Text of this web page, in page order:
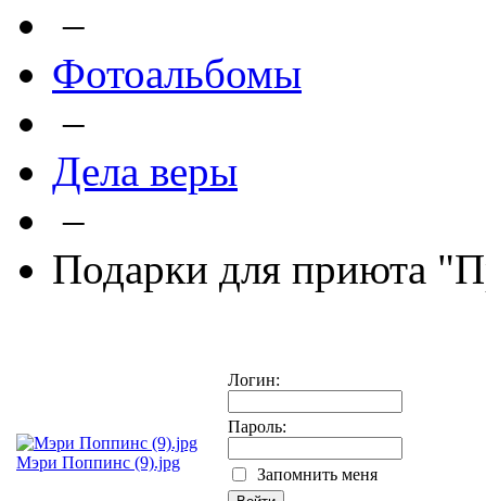
–
Фотоальбомы
–
Дела веры
–
Подарки для приюта
Мэри Поппинс (9).jpg
Логин:
Пароль:
Запомнить меня